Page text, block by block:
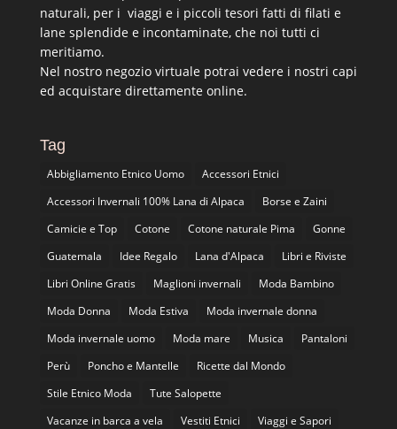
naturali, per i viaggi e i piccoli tesori fatti di filati e
lane splendide e incontaminate, che noi tutti ci
meritiamo.
Nel nostro negozio virtuale potrai vedere i nostri capi
ed acquistare direttamente online.
Tag
Abbigliamento Etnico Uomo
Accessori Etnici
Accessori Invernali 100% Lana di Alpaca
Borse e Zaini
Camicie e Top
Cotone Cotone naturale Pima
Gonne
Guatemala
Idee Regalo Lana d'Alpaca
Libri e Riviste
Libri Online Gratis
Maglioni invernali
Moda Bambino
Moda Donna
Moda Estiva
Moda invernale donna
Moda invernale uomo
Moda mare Musica
Pantaloni
Perù
Poncho e Mantelle
Ricette dal Mondo
Stile Etnico Moda
Tute Salopette
Vacanze in barca a vela
Vestiti Etnici Viaggi e Sapori